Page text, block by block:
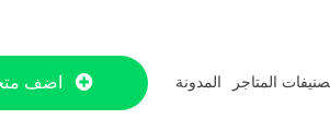
المتاجر المدونة اضف